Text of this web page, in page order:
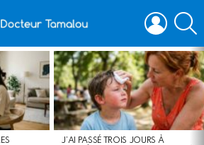
LOGIN
J’AI PASSÉ TROIS JOURS À